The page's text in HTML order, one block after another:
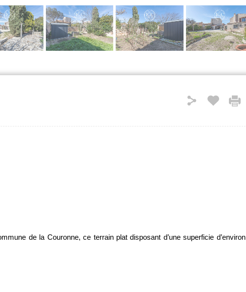
de la Couronne, ce terrain plat disposant d’une superficie d’environ